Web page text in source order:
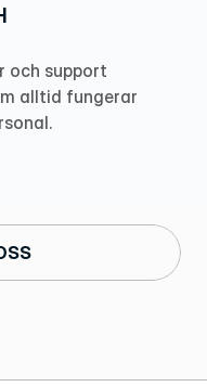
och support
alltid fungerar